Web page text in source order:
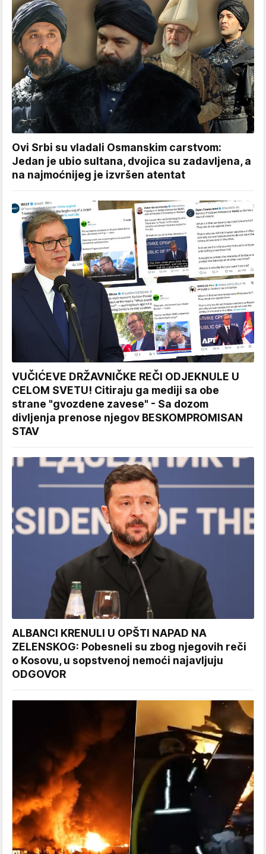
Ovi Srbi su vladali Osmanskim carstvom:
Jedan je ubio sultana, dvojica su zadavljena, a
na najmoćnijeg je izvršen atentat
VUČIĆEVE DRŽAVNIČKE REČI ODJEKNULE U
CELOM SVETU! Citiraju ga mediji sa obe
strane "gvozdene zavese" - Sa dozom
divljenja prenose njegov BESKOMPROMISAN
STAV
ALBANCI KRENULI U OPŠTI NAPAD NA
ZELENSKOG: Pobesneli su zbog njegovih reči
o Kosovu, u sopstvenoj nemoći najavljuju
ODGOVOR